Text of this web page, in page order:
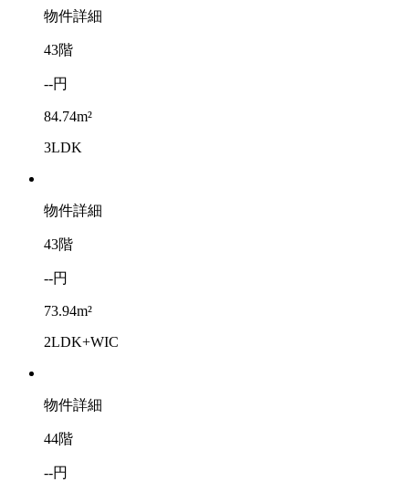
物件詳細
43階
--円
84.74m²
3LDK
物件詳細
43階
--円
73.94m²
2LDK+WIC
物件詳細
44階
--円